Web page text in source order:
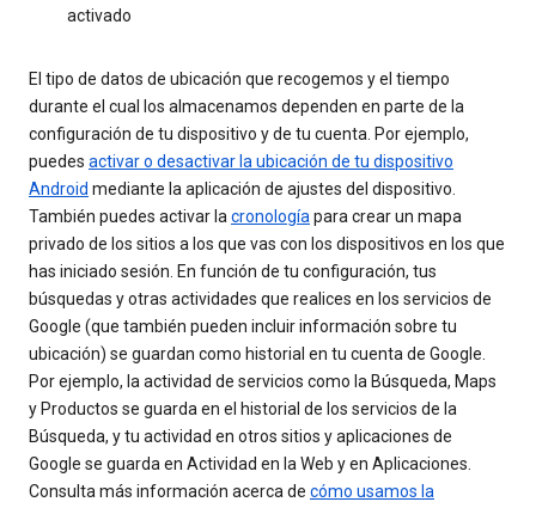
activado
El tipo de datos de ubicación que recogemos y el tiempo
durante el cual los almacenamos dependen en parte de la
configuración de tu dispositivo y de tu cuenta. Por ejemplo,
puedes activar o desactivar la ubicación de tu dispositivo
Android mediante la aplicación de ajustes del dispositivo.
También puedes activar la cronología para crear un mapa
privado de los sitios a los que vas con los dispositivos en los que
has iniciado sesión. En función de tu configuración, tus
búsquedas y otras actividades que realices en los servicios de
Google (que también pueden incluir información sobre tu
ubicación) se guardan como historial en tu cuenta de Google.
Por ejemplo, la actividad de servicios como la Búsqueda, Maps
y Productos se guarda en el historial de los servicios de la
Búsqueda, y tu actividad en otros sitios y aplicaciones de
Google se guarda en Actividad en la Web y en Aplicaciones.
Consulta más información acerca de cómo usamos la